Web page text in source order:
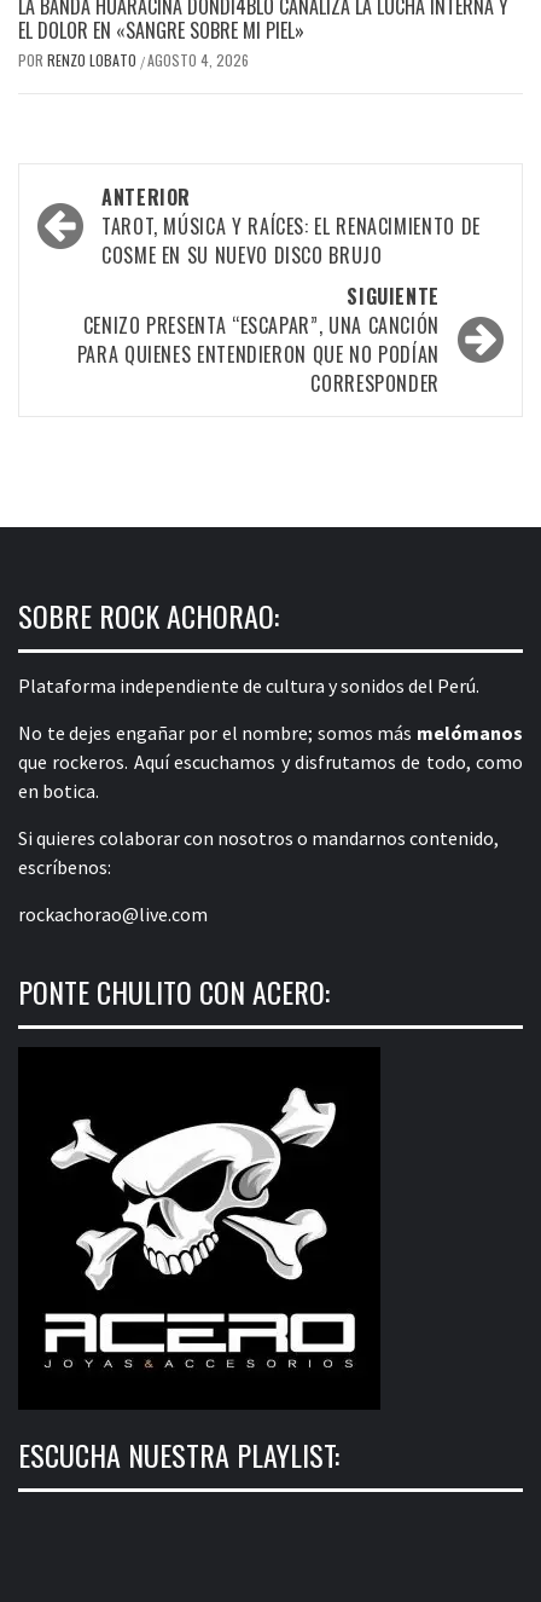
EL DOLOR EN «SANGRE SOBRE MI PIEL»
POR RENZO LOBATO /AGOSTO 4, 2026
Navegación
por
entradas
ANTERIOR
TAROT, MÚSICA Y RAÍCES: EL RENACIMIENTO DE
COSME EN SU NUEVO DISCO BRUJO
SIGUIENTE
CENIZO PRESENTA “ESCAPAR”, UNA CANCIÓN
PARA QUIENES ENTENDIERON QUE NO PODÍAN
CORRESPONDER
SOBRE ROCK ACHORAO:
Plataforma independiente de cultura y sonidos del Perú.
No te dejes engañar por el nombre; somos más melómanos
que rockeros. Aquí escuchamos y disfrutamos de todo, como
en botica.
Si quieres colaborar con nosotros o mandarnos contenido,
escríbenos:
rockachorao@live.com
PONTE CHULITO CON ACERO:
ESCUCHA NUESTRA PLAYLIST: